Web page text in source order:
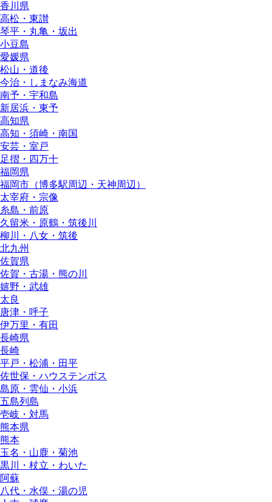
香川県
高松・東讃
琴平・丸亀・坂出
小豆島
愛媛県
松山・道後
今治・しまなみ海道
南予・宇和島
新居浜・東予
高知県
高知・須崎・南国
安芸・室戸
足摺・四万十
福岡県
福岡市（博多駅周辺・天神周辺）
太宰府・宗像
糸島・前原
久留米・原鶴・筑後川
柳川・八女・筑後
北九州
佐賀県
佐賀・古湯・熊の川
嬉野・武雄
太良
唐津・呼子
伊万里・有田
長崎県
長崎
平戸・松浦・田平
佐世保・ハウステンボス
島原・雲仙・小浜
五島列島
壱岐・対馬
熊本県
熊本
玉名・山鹿・菊池
黒川・杖立・わいた
阿蘇
八代・水俣・湯の児